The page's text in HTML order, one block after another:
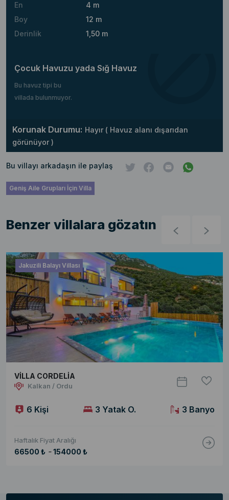
En
4 m
Boy
12 m
Derinlik
1,50 m
Çocuk Havuzu yada Sığ Havuz
Bu havuz tipi bu
villada bulunmuyor.
Korunak Durumu: Hayır ( Havuz alanı dışarıdan
görünüyor )
Bu villayı arkadaşın ile paylaş
Geniş Aile Grupları İçin Villa
Benzer villalara gözatın
Jakuzili Balayı Villası
VİLLA CORDELİA
Kalkan / Ordu
6 Kişi 3 Yatak O. 3 Banyo
Haftalık Fiyat Aralığı
66500 ₺ - 154000 ₺